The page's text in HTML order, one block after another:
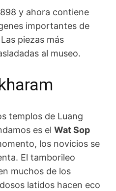
y ahora contiene
importantes de
piezas más
al museo.
templos de Luang
es el Wat Sop
los novicios se
El tamborileo
muchos de los
latidos hacen eco